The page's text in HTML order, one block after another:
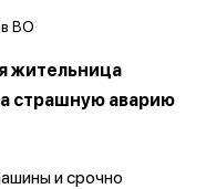
жительница
страшную аварию
и срочно